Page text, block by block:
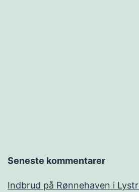
Seneste kommentarer
Indbrud på Rønnehaven i